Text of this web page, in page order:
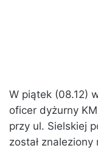
W piątek (08.12)
oficer dyżurny
przy ul. Sielskiej
został